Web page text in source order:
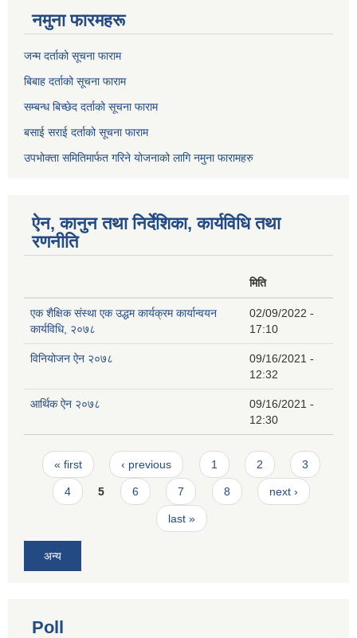
नमुना फारमहरू
जन्म दर्ताको सूचना फाराम
बिबाह दर्ताको सूचना फाराम
सम्बन्ध बिच्छेद दर्ताको सूचना फाराम
बसाई सराई दर्ताको सूचना फाराम
उपभोक्ता समितिमार्फत गरिने योजनाको लागि नमुना फारामहरु
ऐन, कानुन तथा निर्देशिका, कार्यविधि तथा
रणनीति
मिति
एक शैक्षिक संस्था एक उद्धम कार्यक्रम कार्यान्वयन
कार्यविधि, २०७८
02/09/2022 -
17:10
विनियोजन ऐन २०७८
09/16/2021 -
12:32
आर्थिक ऐन २०७८
09/16/2021 -
12:30
Pages
« first ‹ previous 1 2 3
4 5 6 7 8 next ›
last »
अन्य
Poll